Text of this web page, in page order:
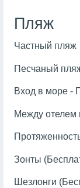
Пляж
Частный пляж
Песчаный
Вход в море -
Между отелем
Зонты
Шезлонги